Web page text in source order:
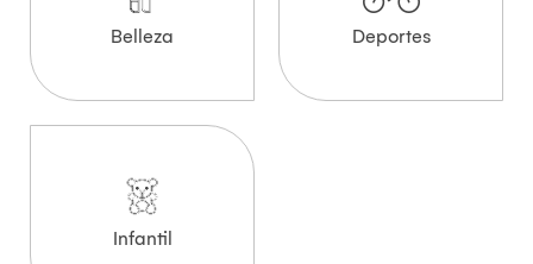
Belleza Deportes
Infantil